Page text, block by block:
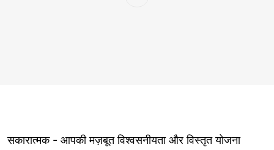
सकारात्मक - आपकी मज़बूत विश्वसनीयता और विस्तृत योजना